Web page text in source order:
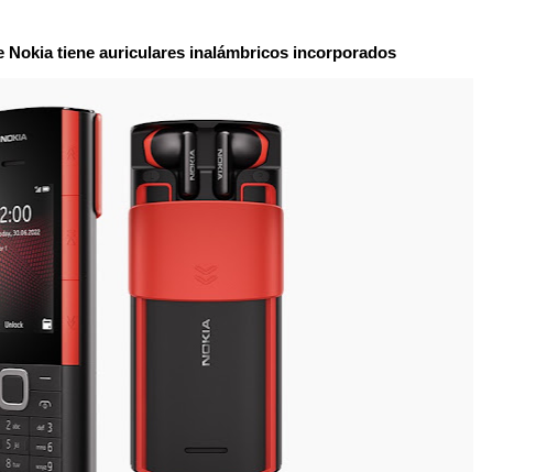
Nokia tiene auriculares inalámbricos incorporados